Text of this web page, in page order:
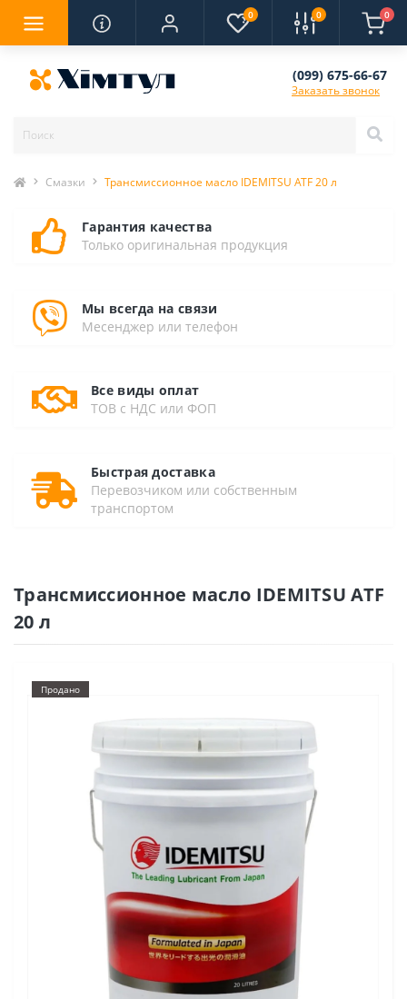
0 0 0
(099) 675-66-67
Заказать звонок
Смазки Трансмиссионное масло IDEMITSU ATF 20 л
Гарантия качества
Только оригинальная продукция
Мы всегда на связи
Месенджер или телефон
Все виды оплат
ТОВ с НДС или ФОП
Быстрая доставка
Перевозчиком или собственным
транспортом
Трансмиссионное масло IDEMITSU ATF
20 л
Продано